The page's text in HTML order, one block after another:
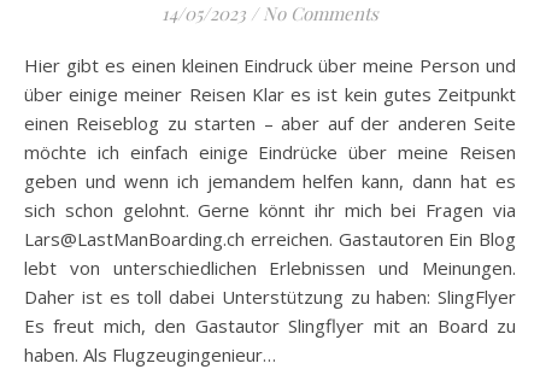
14/05/2023 / No Comments
Hier gibt es einen kleinen Eindruck über meine Person und
über einige meiner Reisen Klar es ist kein gutes Zeitpunkt
einen Reiseblog zu starten – aber auf der anderen Seite
möchte ich einfach einige Eindrücke über meine Reisen
geben und wenn ich jemandem helfen kann, dann hat es
sich schon gelohnt. Gerne könnt ihr mich bei Fragen via
Lars@LastManBoarding.ch erreichen. Gastautoren Ein Blog
lebt von unterschiedlichen Erlebnissen und Meinungen.
Daher ist es toll dabei Unterstützung zu haben: SlingFlyer
Es freut mich, den Gastautor Slingflyer mit an Board zu
haben. Als Flugzeugingenieur…